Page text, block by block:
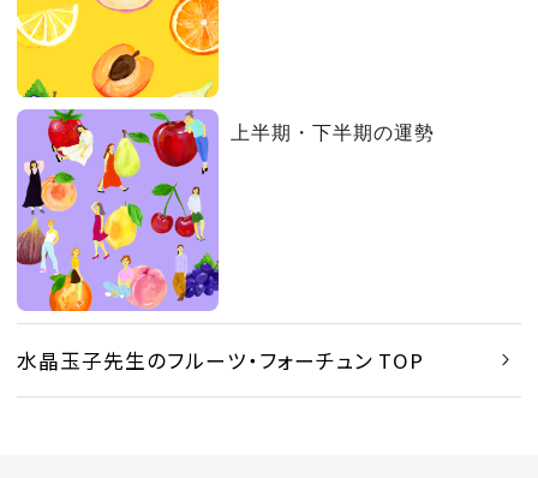
上半期・下半期の運勢
水晶玉子先生のフルーツ・フォーチュン TOP